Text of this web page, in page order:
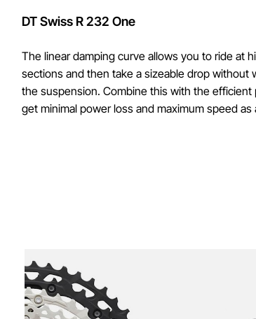
DT Swiss R 232 One
The linear damping curve allows you to ride at
sections and then take a sizeable drop without
the suspension. Combine this with the efficient
get minimal power loss and maximum speed as